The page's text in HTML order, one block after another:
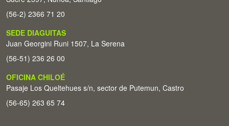
(56-2) 2366 71 20
SEDE DIAGUITAS
Juan Georgini Runi 1507, La Serena
(56-51) 236 26 00
OFICINA CHILOÉ
Pasaje Los Queltehues s/n, sector de Putemun, Castro
(56-65) 263 65 74